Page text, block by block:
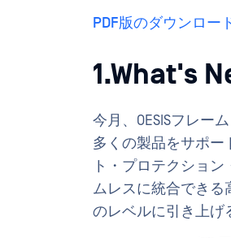
PDF版のダウンロー
1.What's
今月、OESISフレー
多くの製品をサポー
ト・プロテクショ
ムレスに統合できる
のレベルに引き上げ